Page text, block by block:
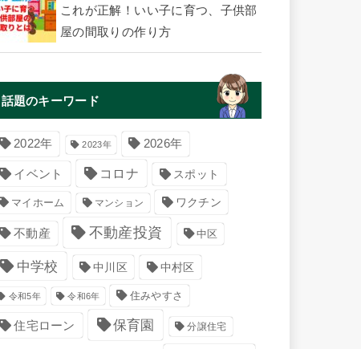
これが正解！いい子に育つ、子供部
屋の間取りの作り方
話題のキーワード
2022年 2023年 2026年
イベント コロナ スポット
マイホーム マンション ワクチン
不動産 不動産投資 中区
中学校 中川区 中村区
令和5年 令和6年 住みやすさ
住宅ローン 保育園 分譲住宅